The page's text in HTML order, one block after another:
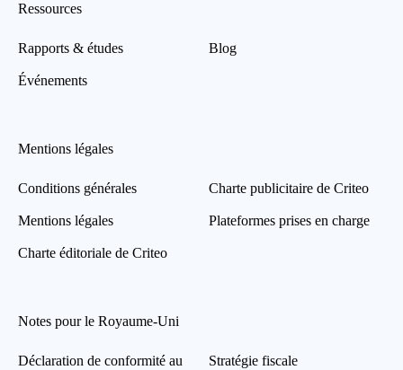
Ressources
Rapports & études
Événements
Blog
Mentions légales
Conditions générales
Mentions légales
Charte éditoriale de Criteo
Charte publicitaire de Criteo
Plateformes prises en charge
Notes pour le Royaume-Uni
Déclaration de conformité au
Stratégie fiscale